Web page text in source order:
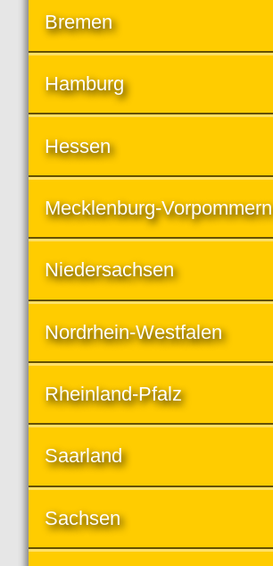
Bremen
Hamburg
Hessen
Mecklenburg-Vorpommern
Niedersachsen
Nordrhein-Westfalen
Rheinland-Pfalz
Saarland
Sachsen